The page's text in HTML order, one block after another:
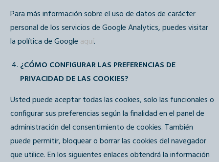
Para más información sobre el uso de datos de carácter
personal de los servicios de Google Analytics, puedes visitar
la política de Google aquí.
¿CÓMO CONFIGURAR LAS PREFERENCIAS DE
PRIVACIDAD DE LAS COOKIES?
Usted puede aceptar todas las cookies, solo las funcionales o
configurar sus preferencias según la finalidad en el panel de
administración del consentimiento de cookies. También
puede permitir, bloquear o borrar las cookies del navegador
que utilice. En los siguientes enlaces obtendrá la información